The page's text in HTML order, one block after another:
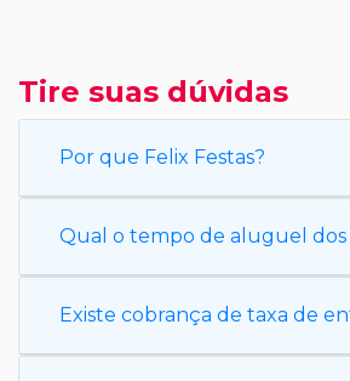
Tire suas dúvidas
Por que Felix Festas?
Qual o tempo de aluguel
Existe cobrança de taxa de